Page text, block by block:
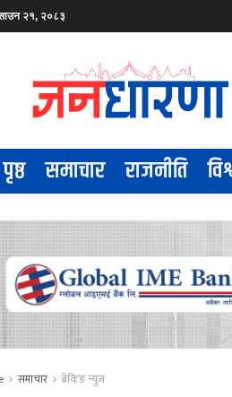
साउन २१, २०८३
समाचार राजनीति
समाचार ब्रेकिङ न्युज